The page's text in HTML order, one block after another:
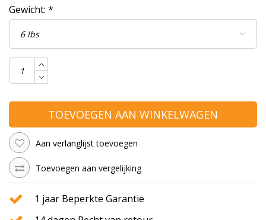
Gewicht: *
TOEVOEGEN AAN WINKELWAGEN
Aan verlanglijst toevoegen
Toevoegen aan vergelijking
1 jaar Beperkte Garantie